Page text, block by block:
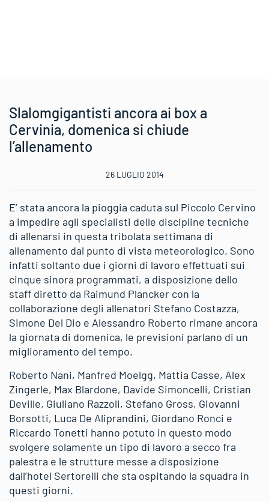
Slalomgigantisti ancora ai box a
Cervinia, domenica si chiude
l’allenamento
26 LUGLIO 2014
E’ stata ancora la pioggia caduta sul Piccolo Cervino
a impedire agli specialisti delle discipline tecniche
di allenarsi in questa tribolata settimana di
allenamento dal punto di vista meteorologico. Sono
infatti soltanto due i giorni di lavoro effettuati sui
cinque sinora programmati, a disposizione dello
staff diretto da Raimund Plancker con la
collaborazione degli allenatori Stefano Costazza,
Simone Del Dio e Alessandro Roberto rimane ancora
la giornata di domenica, le previsioni parlano di un
miglioramento del tempo.
Roberto Nani, Manfred Moelgg, Mattia Casse, Alex
Zingerle, Max Blardone, Davide Simoncelli, Cristian
Deville, Giuliano Razzoli, Stefano Gross, Giovanni
Borsotti, Luca De Aliprandini, Giordano Ronci e
Riccardo Tonetti hanno potuto in questo modo
svolgere solamente un tipo di lavoro a secco fra
palestra e le strutture messe a disposizione
dall’hotel Sertorelli che sta ospitando la squadra in
questi giorni.